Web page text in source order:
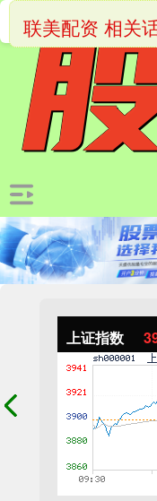
上证指数
联美配资 相关